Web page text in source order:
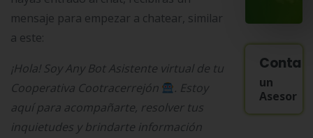
mensaje para empezar a chatear, similar
a este:
¡Hola! Soy Any Bot Asistente virtual de tu
Cooperativa Cootracerrejón
. Estoy
aquí para acompañarte, resolver tus
inquietudes y brindarte información
un
Asesor